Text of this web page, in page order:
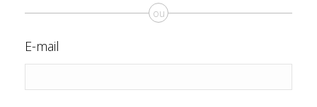
ou
E-mail